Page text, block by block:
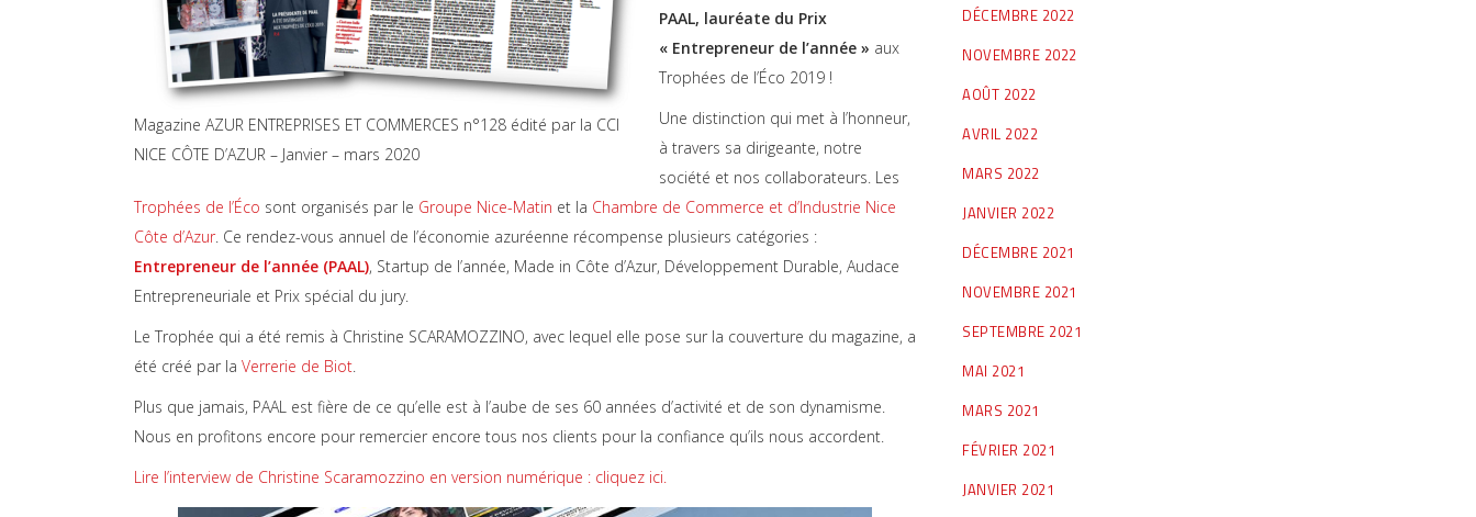
Magazine AZUR ENTREPRISES ET COMMERCES n°128 édité par la CCI
NICE CÔTE D’AZUR – Janvier – mars 2020
PAAL, lauréate du Prix
« Entrepreneur de l’année » aux
Trophées de l’Éco 2019 !
Une distinction qui met à l’honneur,
à travers sa dirigeante, notre
société et nos collaborateurs. Les
Trophées de l’Éco sont organisés par le Groupe Nice-Matin et la Chambre de Commerce et d’Industrie Nice
Côte d’Azur. Ce rendez-vous annuel de l’économie azuréenne récompense plusieurs catégories :
Entrepreneur de l’année (PAAL), Startup de l’année, Made in Côte d’Azur, Développement Durable, Audace
Entrepreneuriale et Prix spécial du jury.
Le Trophée qui a été remis à Christine SCARAMOZZINO, avec lequel elle pose sur la couverture du magazine, a
été créé par la Verrerie de Biot.
Plus que jamais, PAAL est fière de ce qu’elle est à l’aube de ses 60 années d’activité et de son dynamisme.
Nous en profitons encore pour remercier encore tous nos clients pour la confiance qu’ils nous accordent.
Lire l’interview de Christine Scaramozzino en version numérique : cliquez ici.
DÉCEMBRE 2022
NOVEMBRE 2022
AOÛT 2022
AVRIL 2022
MARS 2022
JANVIER 2022
DÉCEMBRE 2021
NOVEMBRE 2021
SEPTEMBRE 2021
MAI 2021
MARS 2021
FÉVRIER 2021
JANVIER 2021